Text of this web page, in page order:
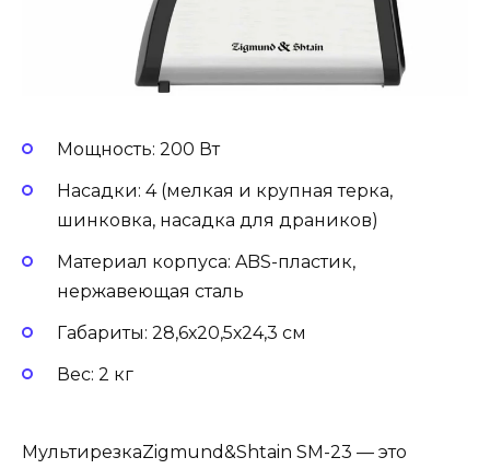
Мощность: 200 Вт
Насадки: 4 (мелкая и крупная терка,
шинковка, насадка для драников)
Материал корпуса: ABS-пластик,
нержавеющая сталь
Габариты: 28,6х20,5х24,3 см
Вес: 2 кг
МультирезкаZigmund&Shtain SM-23 — это